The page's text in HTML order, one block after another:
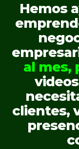
Hemos
al mes,
clientes,